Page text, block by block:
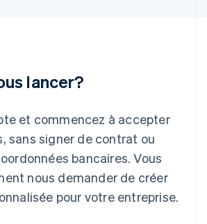
lancer?
et commencez à accepter
sans signer de contrat ou
bancaires. Vous
nous demander de créer
pour votre entreprise.
English